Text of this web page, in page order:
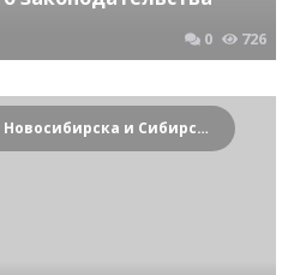
0 726
Криминальные новости Новосибирска и Сибирского региона